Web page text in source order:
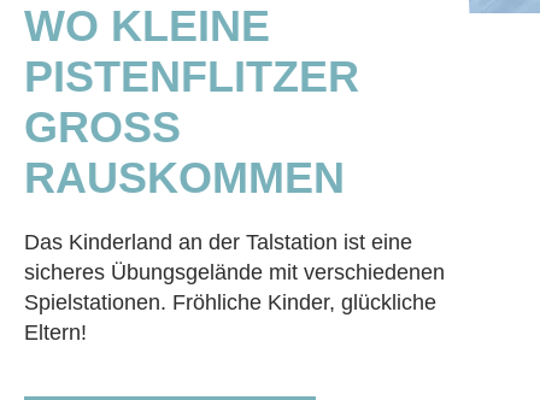
WO KLEINE
PISTENFLITZER
GROSS R
AUSKOMMEN
Das Kinderland an der Talstation ist eine
sicheres Übungsgelände mit verschiedenen
Spielstationen. Fröhliche Kinder, glückliche
Eltern!